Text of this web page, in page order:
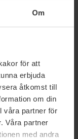
Om
för att
erbjuda
åtkomst till
om din
våra partner för
Våra partner
med andra